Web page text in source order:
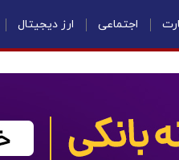
اجتماعی ارز دیجیتال